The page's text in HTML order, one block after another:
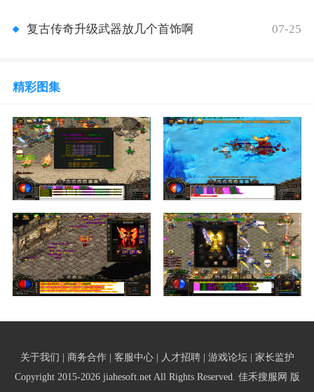
复古传奇升级武器放几个首饰啊 07-25
精彩图集
关于我们 | 商务合作 | 客服中心 | 人才招聘 | 游戏论坛 | 家长监护
Copyright 2015-2026 jiahesoft.net All Rights Reserved. 佳禾搜服网 版